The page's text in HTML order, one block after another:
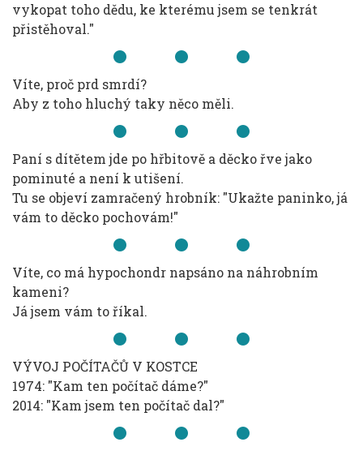
vykopat toho dědu, ke kterému jsem se tenkrát
přistěhoval."
Víte, proč prd smrdí?
Aby z toho hluchý taky něco měli.
Paní s dítětem jde po hřbitově a děcko řve jako
pominuté a není k utišení.
Tu se objeví zamračený hrobník: "Ukažte paninko, já
vám to děcko pochovám!"
Víte, co má hypochondr napsáno na náhrobním
kameni?
Já jsem vám to říkal.
VÝVOJ POČÍTAČŮ V KOSTCE
1974: "Kam ten počítač dáme?"
2014: "Kam jsem ten počítač dal?"